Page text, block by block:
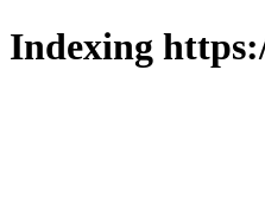
Indexing